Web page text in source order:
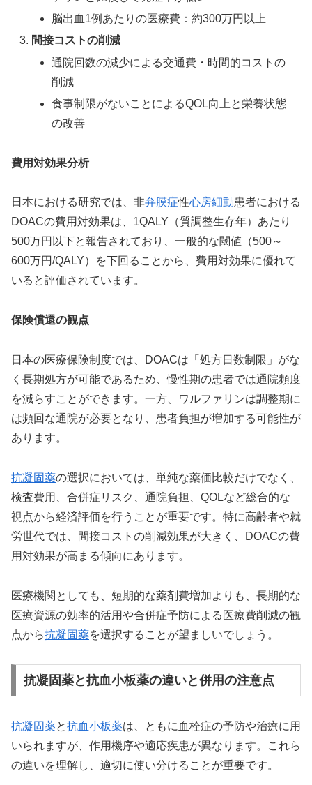
脳出血1例あたりの医療費：約300万円以上
間接コストの削減
通院回数の減少による交通費・時間的コストの
削減
食事制限がないことによるQOL向上と栄養状態
の改善
費用対効果分析
日本における研究では、非弁膜症性心房細動患者における
DOACの費用対効果は、1QALY（質調整生存年）あたり
500万円以下と報告されており、一般的な閾値（500～
600万円/QALY）を下回ることから、費用対効果に優れて
いると評価されています。
保険償還の観点
日本の医療保険制度では、DOACは「処方日数制限」がな
く長期処方が可能であるため、慢性期の患者では通院頻度
を減らすことができます。一方、ワルファリンは調整期に
は頻回な通院が必要となり、患者負担が増加する可能性が
あります。
抗凝固薬の選択においては、単純な薬価比較だけでなく、
検査費用、合併症リスク、通院負担、QOLなど総合的な
視点から経済評価を行うことが重要です。特に高齢者や就
労世代では、間接コストの削減効果が大きく、DOACの費
用対効果が高まる傾向にあります。
医療機関としても、短期的な薬剤費増加よりも、長期的な
医療資源の効率的活用や合併症予防による医療費削減の観
点から抗凝固薬を選択することが望ましいでしょう。
抗凝固薬と抗血小板薬の違いと併用の注意点
抗凝固薬と抗血小板薬は、ともに血栓症の予防や治療に用
いられますが、作用機序や適応疾患が異なります。これら
の違いを理解し、適切に使い分けることが重要です。